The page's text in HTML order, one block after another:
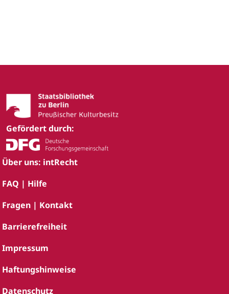
Gefördert durch:
Über uns: intRecht
FAQ | Hilfe
Fragen | Kontakt
Barrierefreiheit
Impressum
Haftungshinweise
Datenschutz